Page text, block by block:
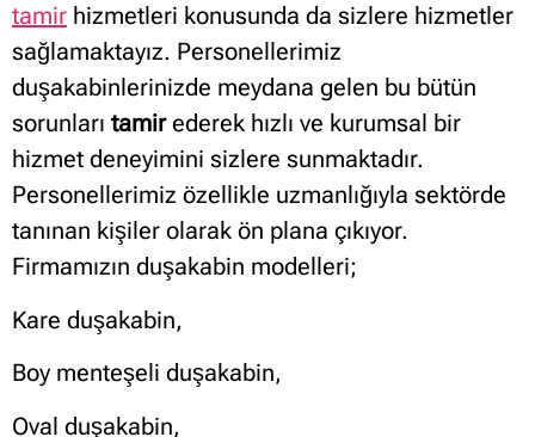
tamir hizmetleri konusunda da sizlere hizmetler
sağlamaktayız. Personellerimiz
duşakabinlerinizde meydana gelen bu bütün
sorunları tamirederek hızlı ve kurumsal bir
hizmet deneyimini sizlere sunmaktadır.
Personellerimiz özellikle uzmanlığıyla sektörde
tanınan kişiler olarak ön plana çıkıyor.
Firmamızın duşakabin modelleri;
Kare duşakabin,
Boy menteşeli duşakabin,
Oval duşakabin,